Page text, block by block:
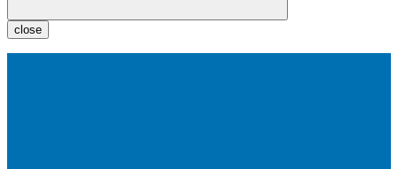
close